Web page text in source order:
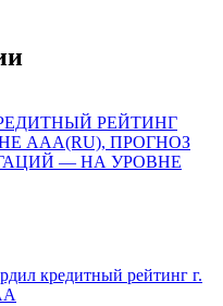
РЕЙТИНГ
AAА(RU), ПРОГНОЗ
— НА УРОВНЕ
кредитный рейтинг г.